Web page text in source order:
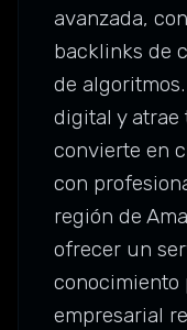
avanzada,
backlinks de
de
digital y atrae
convierte en
con
región de
ofrecer un
conocimiento
empresarial